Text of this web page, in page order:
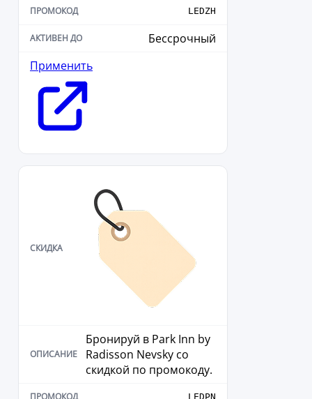
LEDZH
Бессрочный
Применить
Бронируй в Park Inn by
Radisson Nevsky со
скидкой по промокоду.
LEDPN